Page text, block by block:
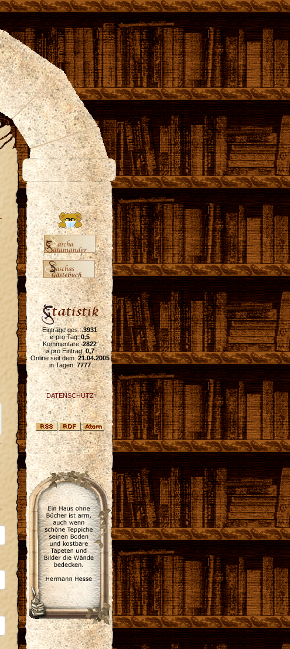
Einträge ges.:3931
ø pro Tag:0,5
Kommentare:2822
ø pro Eintrag:0,7
Online seit dem:21.04.2005
in Tagen:7777
DATENSCHUTZ